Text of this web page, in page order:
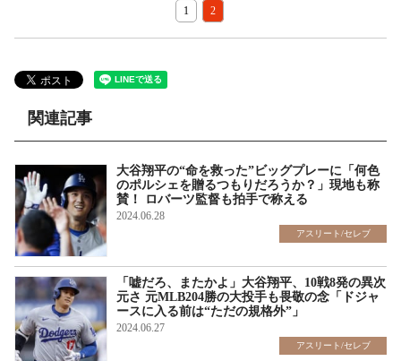
1 2
関連記事
大谷翔平の“命を救った”ビッグプレーに「何色
のポルシェを贈るつもりだろうか？」現地も称
賛！ ロバーツ監督も拍手で称える
2024.06.28
アスリート/セレブ
「嘘だろ、またかよ」大谷翔平、10戦8発の異次
元さ 元MLB204勝の大投手も畏敬の念「ドジャ
ースに入る前は“ただの規格外”」
2024.06.27
アスリート/セレブ